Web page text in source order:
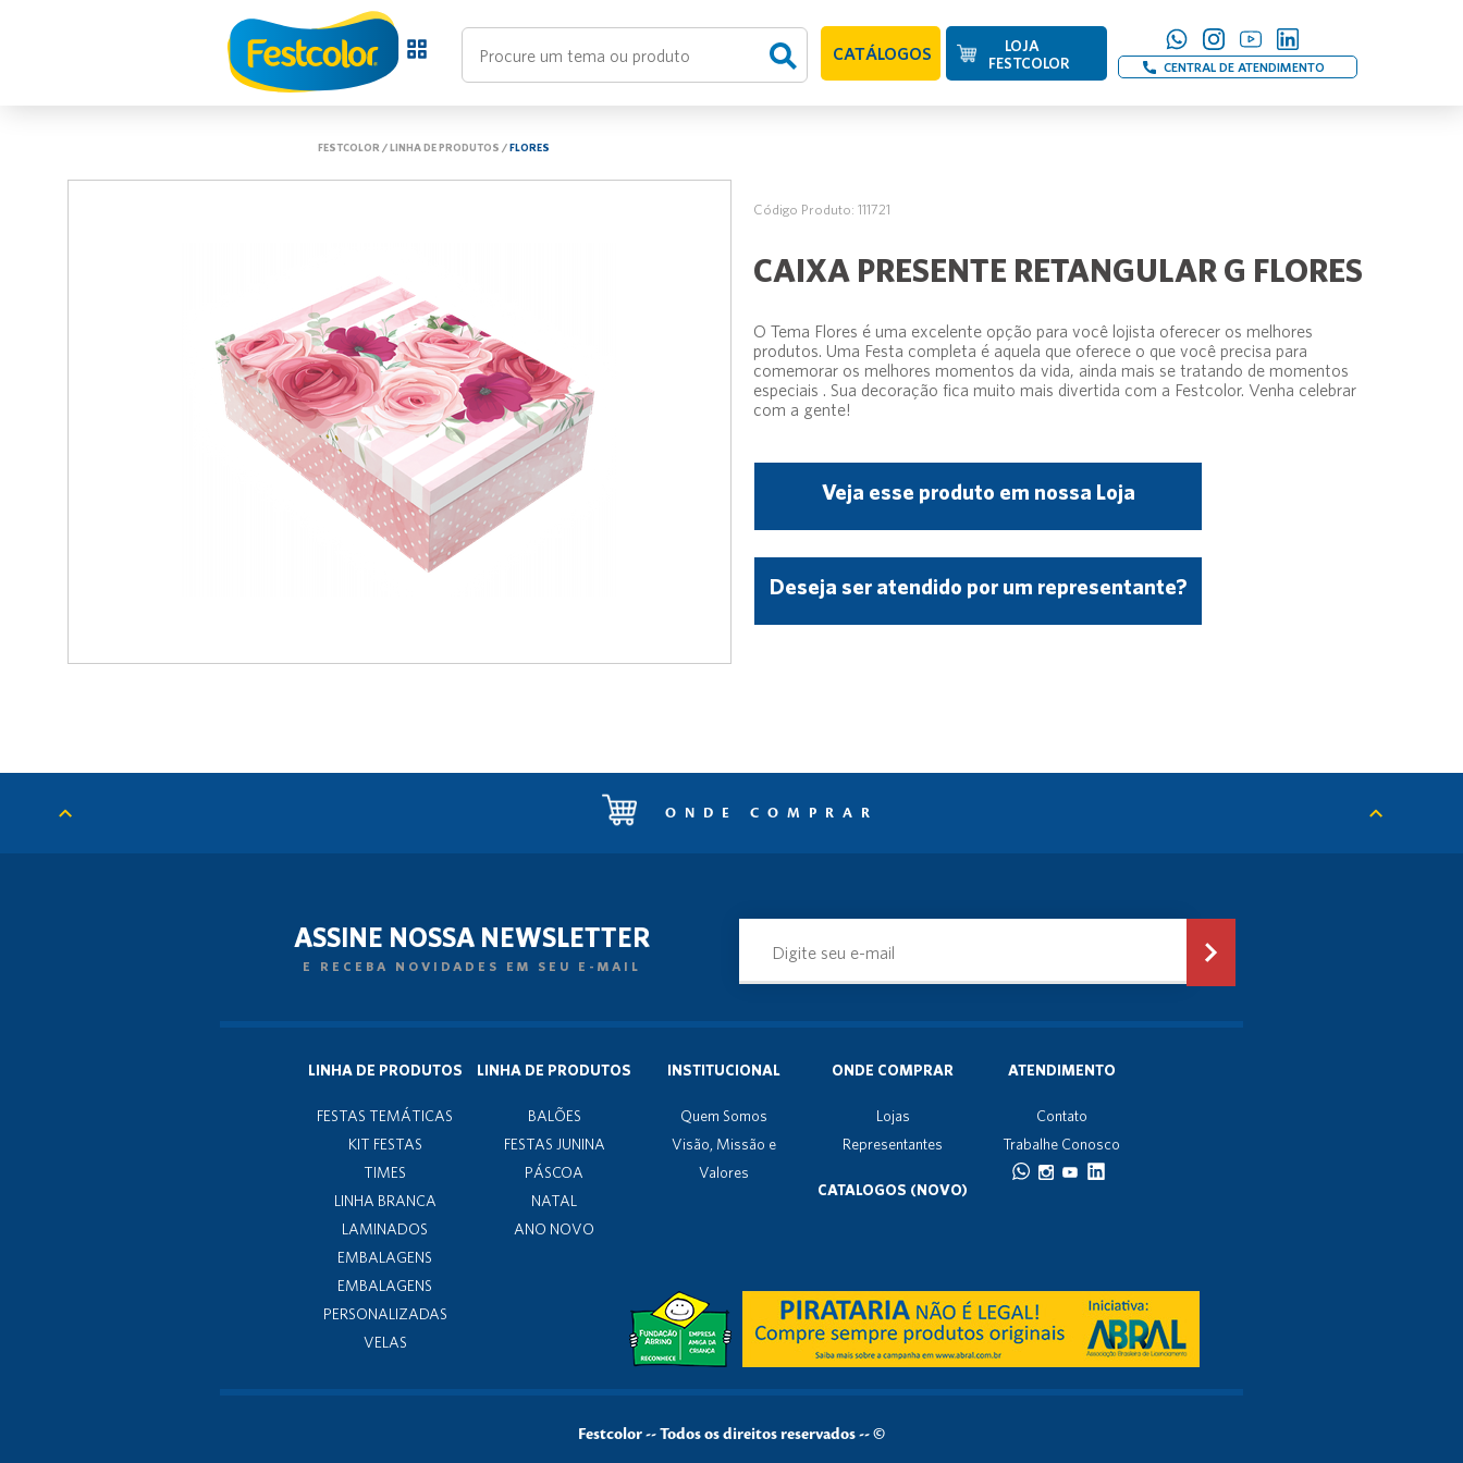
CATÁLOGOS
LOJA
FESTCOLOR
CENTRAL DE ATENDIMENTO
FESTCOLOR /LINHA DE PRODUTOS /FLORES
Código Produto: 111721
CAIXA PRESENTE RETANGULAR G FLORES
O Tema Flores é uma excelente opção para você lojista oferecer os melhores
produtos. Uma Festa completa é aquela que oferece o que você precisa para
comemorar os melhores momentos da vida, ainda mais se tratando de momentos
especiais . Sua decoração fica muito mais divertida com a Festcolor. Venha celebrar
com a gente!
Veja esse produto em nossa Loja
Deseja ser atendido por um representante?
ONDE COMPRAR
ASSINE NOSSA NEWSLETTER
E RECEBA NOVIDADES EM SEU E-MAIL
LINHA DE PRODUTOS
FESTAS TEMÁTICAS
KIT FESTAS
TIMES
LINHA BRANCA
LAMINADOS
EMBALAGENS
EMBALAGENS
PERSONALIZADAS
VELAS
LINHA DE PRODUTOS
BALÕES
FESTAS JUNINA
PÁSCOA
NATAL
ANO NOVO
INSTITUCIONAL
Quem Somos
Visão, Missão e
Valores
ONDE COMPRAR
Lojas
Representantes
ATENDIMENTO
Contato
Trabalhe Conosco
CATALOGOS (NOVO)
Festcolor--Todos os direitos reservados -- ©